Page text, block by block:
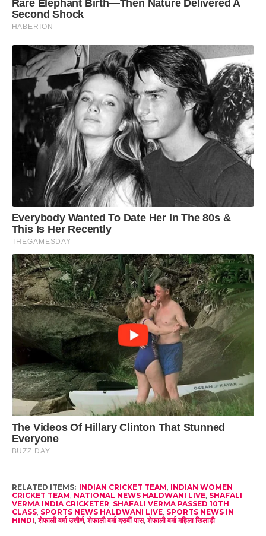
RELATED ITEMS: INDIAN CRICKET TEAM INDIAN WOMEN
CRICKET TEAM NATIONAL NEWS HALDWANI LIVE, SHAFALI
VERMA INDIA CRICKETER SHAFALI VERMA PASSED 10TH
CLASS, SPORTS NEWS HALDWANI LIVE, SPORTS NEWS IN
HINDI ,शेफाली वर्मा उत्तीर्ण,शेफाली वर्मा दसवीं पास,शेफाली वर्मा महिला खिलाड़ी